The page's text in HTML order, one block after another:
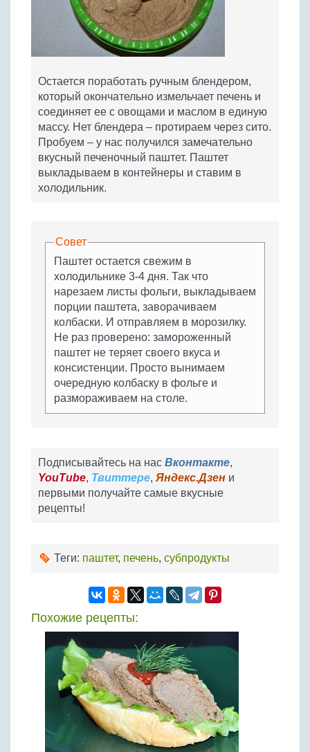
Остается поработать ручным блендером,
который окончательно измельчает печень и
соединяет ее с овощами и маслом в единую
массу. Нет блендера – протираем через сито.
Пробуем – у нас получился замечательно
вкусный печеночный паштет. Паштет
выкладываем в контейнеры и ставим в
холодильник.
Совет
Паштет остается свежим в
холодильнике 3-4 дня. Так что
нарезаем листы фольги, выкладываем
порции паштета, заворачиваем
колбаски. И отправляем в морозилку.
Не раз проверено: замороженный
паштет не теряет своего вкуса и
консистенции. Просто вынимаем
очередную колбаску в фольге и
размораживаем на столе.
Подписывайтесь на нас Вконтакте,
YouTube, Твиттере, Яндекс.Дзен и
первыми получайте самые вкусные
рецепты!
Теги: паштет, печень, субпродукты
Похожие рецепты: